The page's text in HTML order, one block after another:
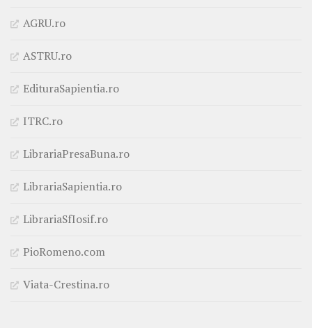
AGRU.ro
ASTRU.ro
EdituraSapientia.ro
ITRC.ro
LibrariaPresaBuna.ro
LibrariaSapientia.ro
LibrariaSfIosif.ro
PioRomeno.com
Viata-Crestina.ro